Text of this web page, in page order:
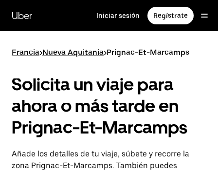
contenido
principal
Uber Iniciar sesión Regístrate
Francia>Nueva Aquitania>Prignac-Et-Marcamps
Solicita un viaje para
ahora o más tarde en
Prignac-Et-Marcamps
Añade los detalles de tu viaje, súbete y recorre la
zona Prignac-Et-Marcamps. También puedes